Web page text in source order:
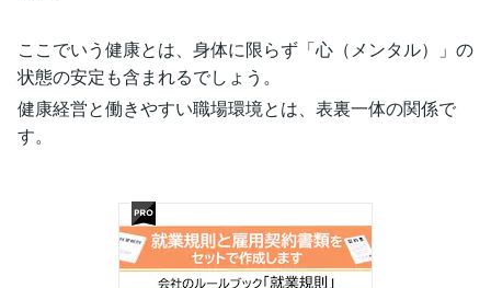
ここでいう健康とは、身体に限らず「心（メンタル）」の
状態の安定も含まれるでしょう。
健康経営と働きやすい職場環境とは、表裏一体の関係で
す。